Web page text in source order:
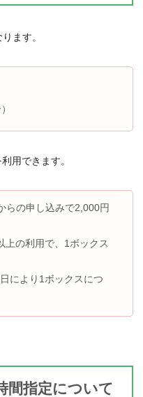
ます。
用できます。
らの申し込みで2,000円
上の利用で、1ボックス
により1ボックスにつ
間指定について